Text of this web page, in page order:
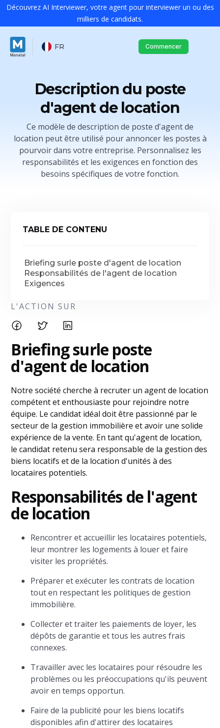
Découvrez AI Interviewer, votre agent pour interviewer un ou des
milliers de candidats.
FR Commencer
Description du poste
d'agent de location
Ce modèle de description de poste d'agent de
location peut être utilisé pour annoncer les postes à
pourvoir dans votre entreprise. Personnalisez les
responsabilités et les exigences en fonction des
besoins spécifiques de votre fonction.
TABLE DE CONTENU
Briefing surle poste d'agent de location
Responsabilités de l'agent de location
Exigences
L'ACTION SUR
Briefing surle poste
d'agent de location
Notre société cherche à recruter un agent de location
compétent et enthousiaste pour rejoindre notre
équipe. Le candidat idéal doit être passionné par le
secteur de la gestion immobilière et avoir une solide
expérience de la vente. En tant qu'agent de location,
le candidat retenu sera responsable de la gestion des
biens locatifs et de la location d'unités à des
locataires potentiels.
Responsabilités de l'agent
de location
Rencontrer et accueillir les locataires potentiels,
leur montrer les logements à louer et faire
visiter les propriétés.
Préparer et exécuter les contrats de location
tout en respectant les politiques de gestion
immobilière.
Collecter et traiter les paiements de loyer, les
dépôts de garantie et tous les autres frais
connexes.
Travailler avec les locataires pour résoudre les
problèmes ou les préoccupations qu'ils peuvent
avoir en temps opportun.
Faire de la publicité pour les biens locatifs
disponibles afin d'attirer des locataires